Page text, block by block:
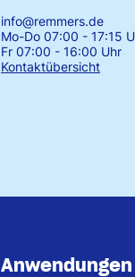
info@remmers.de
Mo-Do 07:00 - 17:15
Fr 07:00 - 16:00 Uhr
Kontaktübersicht
Anwendungen